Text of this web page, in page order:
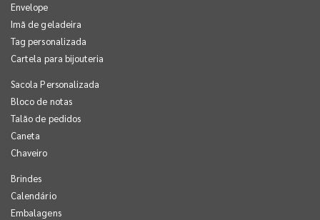
Envelope
Imã de geladeira
Tag personalizada
Cartela para bijouteria
Sacola Personalizada
Bloco de notas
Talão de pedidos
Caneta
Chaveiro
Brindes
Calendário
Embalagens